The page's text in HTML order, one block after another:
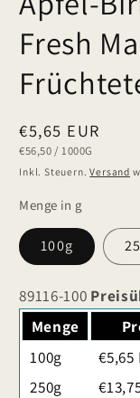
Fresh
Normaler
Preis
€5,65 EUR
GRUNDPREIS
€56,50 / PRO
1000G
Inkl. Steuern.Versand
Menge in g
100g
89116-100
Menge
100g
€5,65
250g